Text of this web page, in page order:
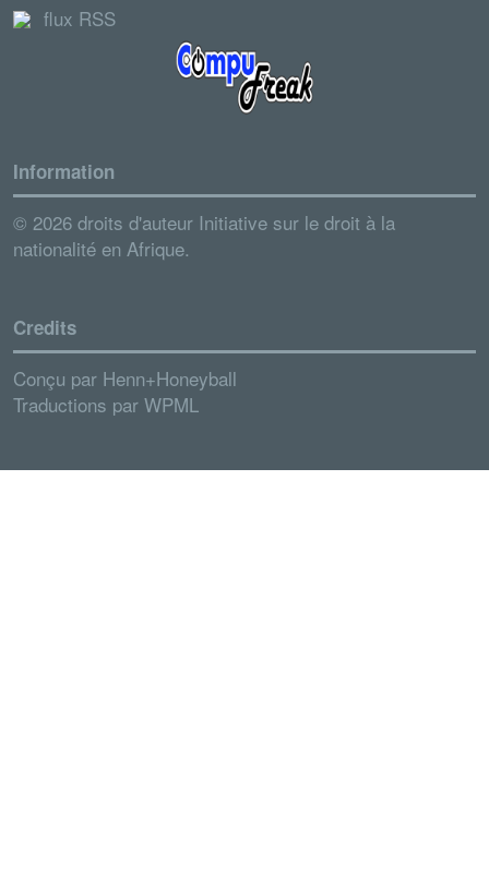
flux RSS
Information
© 2026 droits d'auteur Initiative sur le droit à la
nationalité en Afrique.
Credits
Conçu par Henn+Honeyball
Traductions par WPML